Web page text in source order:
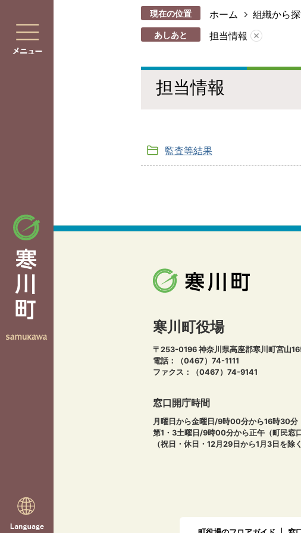
現在の位置 ホーム 組織から
あしあと 担当情報
担当情報
監査等結果
寒川町役場
〒253-0196 神奈川県高座郡寒川町宮山
電話：（0467）74-1111
ファクス：（0467）74-9141
窓口開庁時間
月曜日から金曜日/9時00分から16時30分
第1・3土曜日/9時00分から正午（町民窓
（祝日・休日・12月29日から1月3日を除く